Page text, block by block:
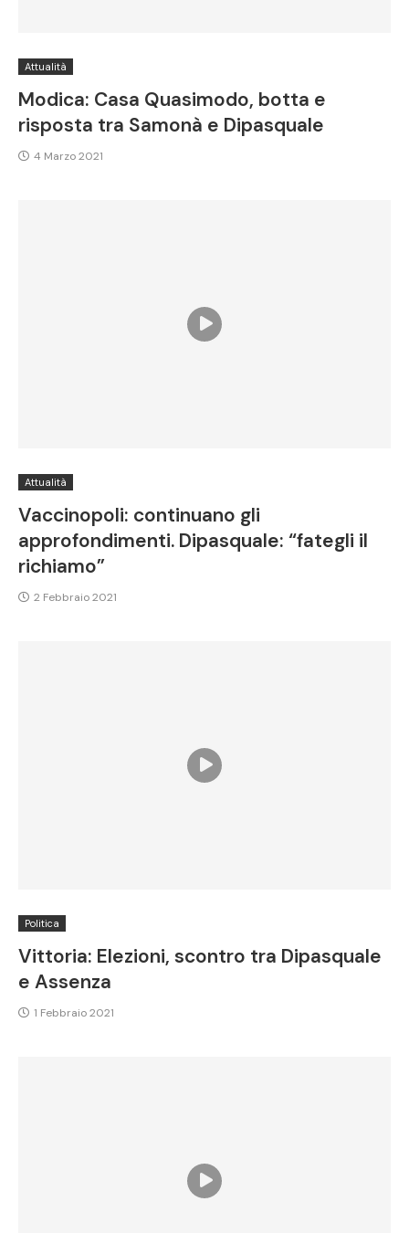
Attualità
Modica: Casa Quasimodo, botta e
risposta tra Samonà e Dipasquale
4 Marzo 2021
Attualità
Vaccinopoli: continuano gli
approfondimenti. Dipasquale: “fategli il
richiamo”
2 Febbraio 2021
Politica
Vittoria: Elezioni, scontro tra Dipasquale
e Assenza
1 Febbraio 2021